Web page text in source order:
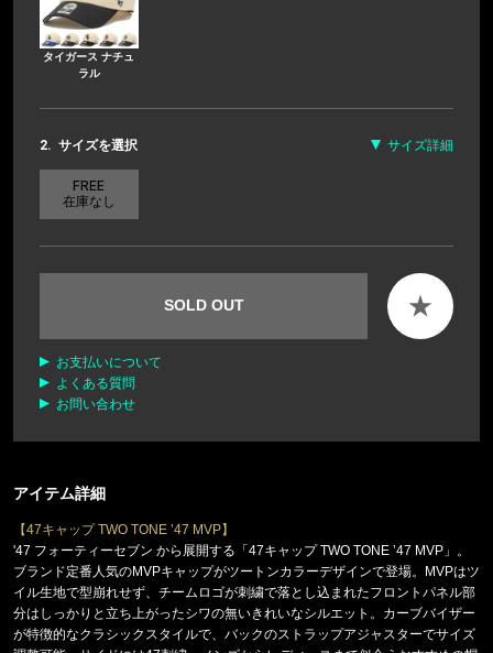
タイガース ナチュ
ラル
2. サイズを選択 サイズ詳細
FREE
在庫なし
SOLD OUT ★
お支払いについて
よくある質問
お問い合わせ
アイテム詳細
【47キャップ TWO TONE ’47 MVP】
'47 フォーティーセブン から展開する「47キャップ TWO TONE ’47 MVP」。
ブランド定番人気のMVPキャップがツートンカラーデザインで登場。MVPはツ
イル生地で型崩れせず、チームロゴが刺繍で落とし込まれたフロントパネル部
分はしっかりと立ち上がったシワの無いきれいなシルエット。カーブバイザー
が特徴的なクラシックスタイルで、バックのストラップアジャスターでサイズ